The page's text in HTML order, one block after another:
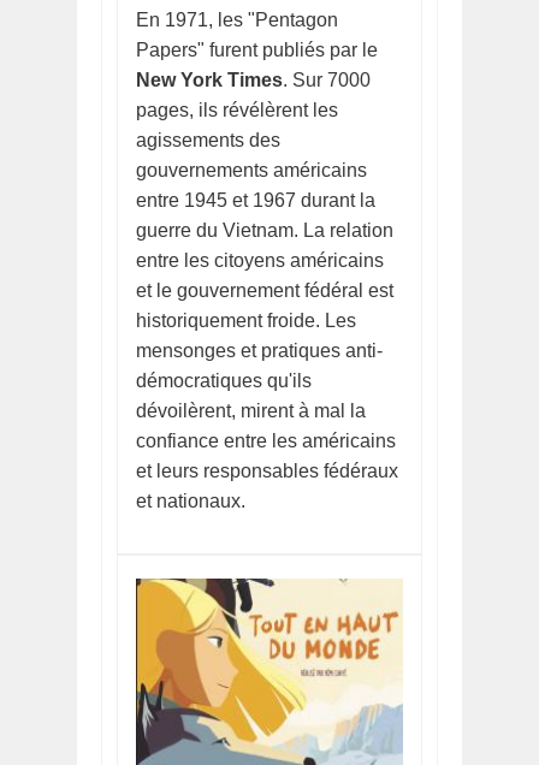
En 1971, les "Pentagon
Papers" furent publiés par le
New York Times. Sur 7000
pages, ils révélèrent les
agissements des
gouvernements américains
entre 1945 et 1967 durant la
guerre du Vietnam. La relation
entre les citoyens américains
et le gouvernement fédéral est
historiquement froide. Les
mensonges et pratiques anti-
démocratiques qu'ils
dévoilèrent, mirent à mal la
confiance entre les américains
et leurs responsables fédéraux
et nationaux.